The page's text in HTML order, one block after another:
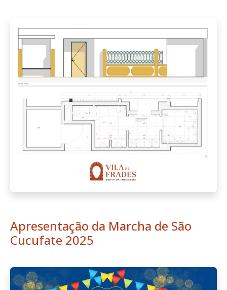
Apresentação da Marcha de São
Cucufate 2025